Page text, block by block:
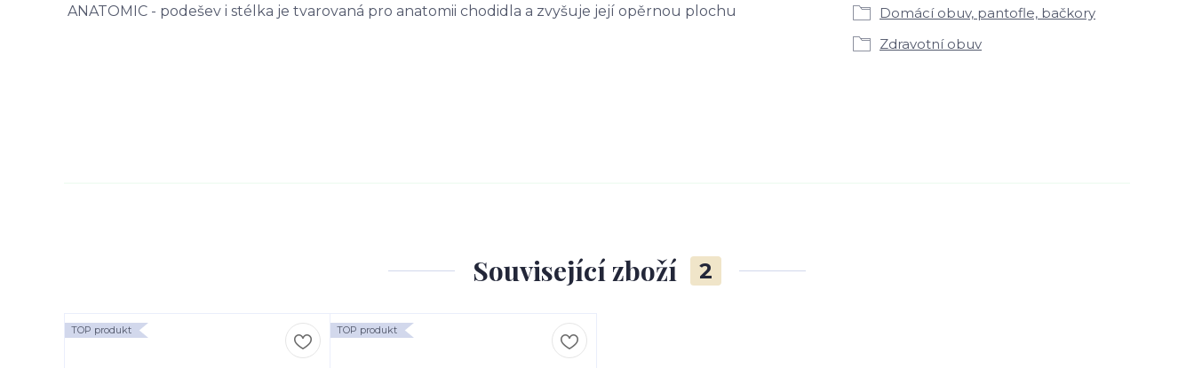
ANATOMIC - podešev i stélka je tvarovaná pro anatomii chodidla a zvyšuje její opěrnou plochu
Domácí obuv, pantofle, bačkory
Zdravotní obuv
Související zboží 2
TOP produkt TOP produkt